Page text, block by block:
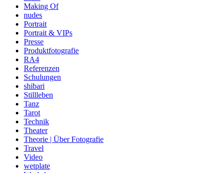
Making Of
nudes
Portrait
Portrait & VIPs
Presse
Produktfotografie
RA4
Referenzen
Schulungen
shibari
Stillleben
Tanz
Tarot
Technik
Theater
Theorie | Über Fotografie
Travel
Video
wetplate